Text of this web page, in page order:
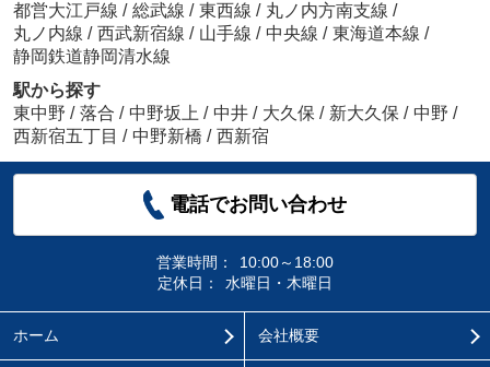
都営大江戸線 / 総武線 / 東西線 / 丸ノ内方南支線 /
丸ノ内線 / 西武新宿線 / 山手線 / 中央線 / 東海道本線 /
静岡鉄道静岡清水線
駅から探す
東中野 / 落合 / 中野坂上 / 中井 / 大久保 / 新大久保 / 中野 /
西新宿五丁目 / 中野新橋 / 西新宿
電話でお問い合わせ
営業時間：
10:00～18:00
定休日：
水曜日・木曜日
ホーム 会社概要